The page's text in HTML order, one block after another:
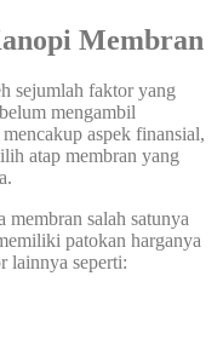
Membran
sejumlah faktor yang
mengambil
aspek finansial,
atap membran yang
membran salah satunya
patokan harganya
lainnya seperti: